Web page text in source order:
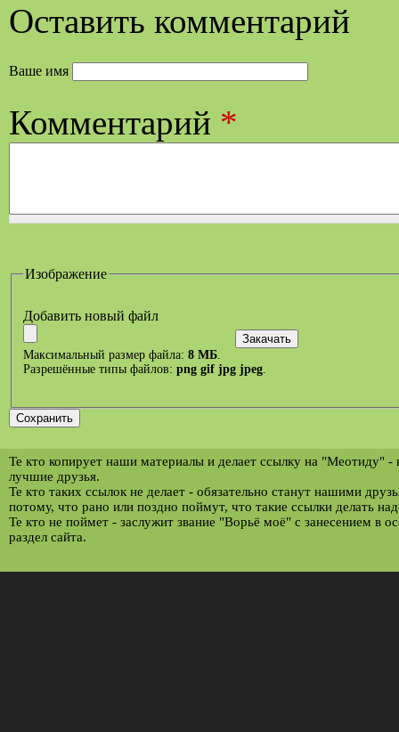
Оставить комментарий
Ваше имя
Комментарий *
Изображение
Добавить новый файл
Максимальный размер файла: 8 МБ.
Разрешённые типы файлов: png gif jpg jpeg.
Те кто копирует наши материалы и делает ссылку на "Меотиду" -
лучшие друзья.
Те кто таких ссылок не делает - обязательно станут нашими
потому, что рано или поздно поймут, что такие ссылки делать
Те кто не поймет - заслужит звание "Ворьё моё" с занесением в
раздел сайта.